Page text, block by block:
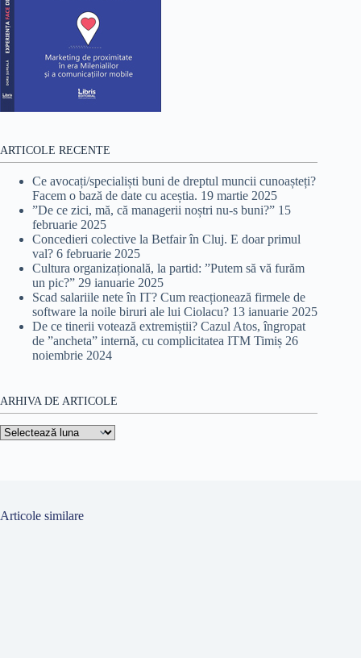
ARTICOLE RECENTE
Ce avocați/specialiști buni de dreptul muncii cunoașteți?
Facem o bază de date cu aceștia. 19 martie 2025
”De ce zici, mă, că managerii noștri nu-s buni?” 15
februarie 2025
Concedieri colective la Betfair în Cluj. E doar primul
val? 6 februarie 2025
Cultura organizațională, la partid: ”Putem să vă furăm
un pic?” 29 ianuarie 2025
Scad salariile nete în IT? Cum reacționează firmele de
software la noile biruri ale lui Ciolacu? 13 ianuarie 2025
De ce tinerii votează extremiștii? Cazul Atos, îngropat
de ”ancheta” internă, cu complicitatea ITM Timiș 26
noiembrie 2024
ARHIVA DE ARTICOLE
Arhiva
de
Articole similare